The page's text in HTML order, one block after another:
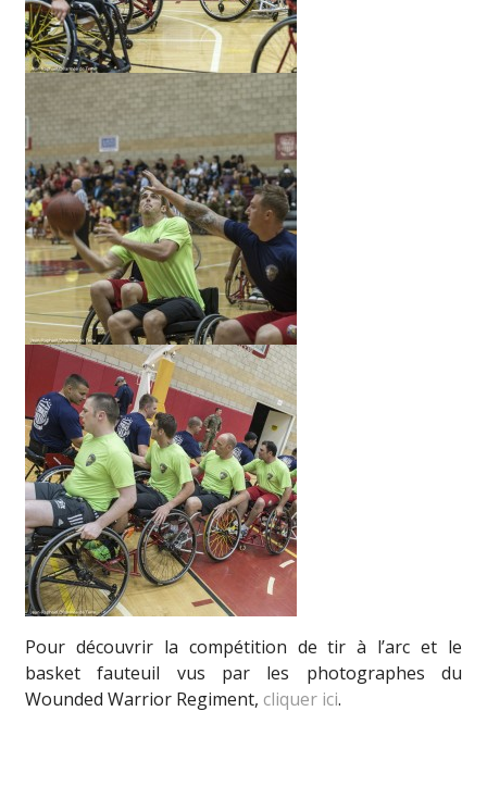
Pour découvrir la compétition de tir à l’arc et le
basket fauteuil vus par les photographes du
Wounded Warrior Regiment,cliquer ici.